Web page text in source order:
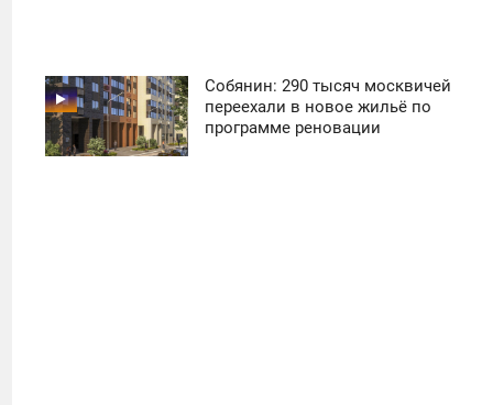
Собянин: 290 тысяч москвичей
переехали в новое жильё по
программе реновации